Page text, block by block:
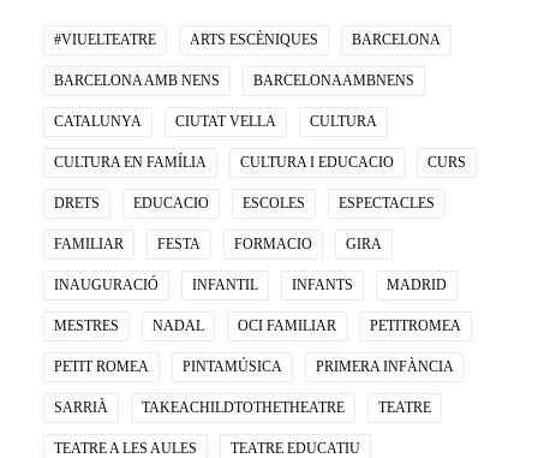
#VIUELTEATRE ARTS ESCÈNIQUES BARCELONA
BARCELONA AMB NENS BARCELONAAMBNENS
CATALUNYA CIUTAT VELLA CULTURA
CULTURA EN FAMÍLIA CULTURA I EDUCACIO CURS
DRETS EDUCACIO ESCOLES ESPECTACLES
FAMILIAR FESTA FORMACIO GIRA
INAUGURACIÓ INFANTIL INFANTS MADRID
MESTRES NADAL OCI FAMILIAR PETITROMEA
PETIT ROMEA PINTAMÚSICA PRIMERA INFÀNCIA
SARRIÀ TAKEACHILDTOTHETHEATRE TEATRE
TEATRE A LES AULES TEATRE EDUCATIU